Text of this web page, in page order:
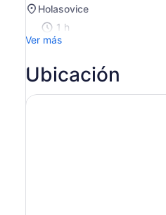
persona*
ingresas
de
2 adultos,
obtienes
un
Holasovice
1 h
Ver más
Ubicación